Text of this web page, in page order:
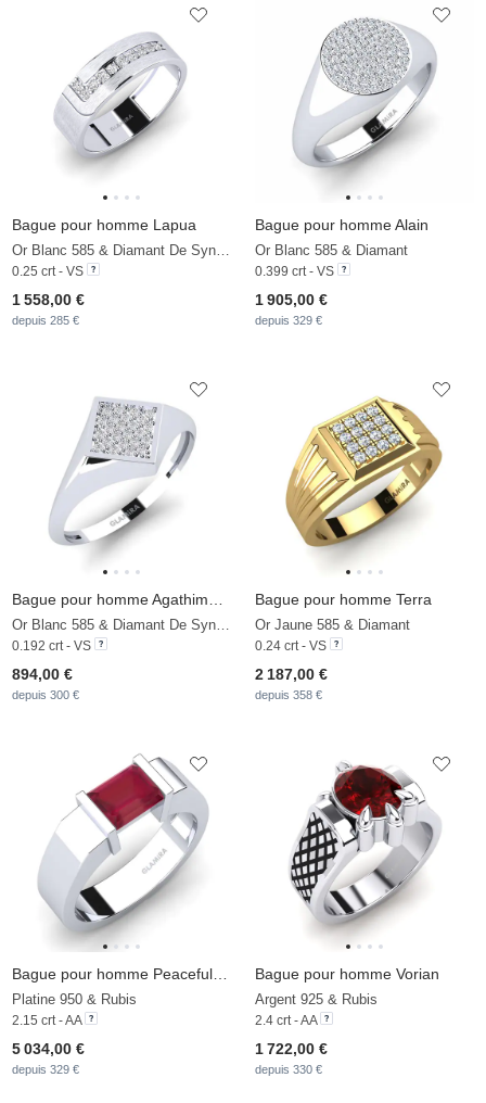
Bague pour homme Lapua
0.25 crt - VS
1 558,00 €
depuis 285 €
Bague pour homme Alain
Or Blanc 585 & Diamant
0.399 crt - VS
1 905,00 €
depuis 329 €
0.192 crt - VS
894,00 €
depuis 300 €
Bague pour homme Terra
Or Jaune 585 & Diamant
0.24 crt - VS
2 187,00 €
depuis 358 €
Platine 950 & Rubis
2.15 crt - AA
5 034,00 €
depuis 329 €
Bague pour homme Vorian
Argent 925 & Rubis
2.4 crt - AA
1 722,00 €
depuis 330 €